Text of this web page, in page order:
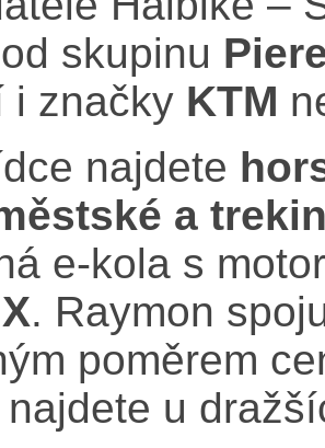
skupinu
i značky KTM
najdete
a
e‑kola s
. Raymon
poměrem
u